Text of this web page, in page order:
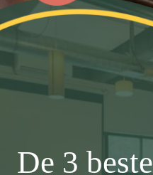
De 3 beste